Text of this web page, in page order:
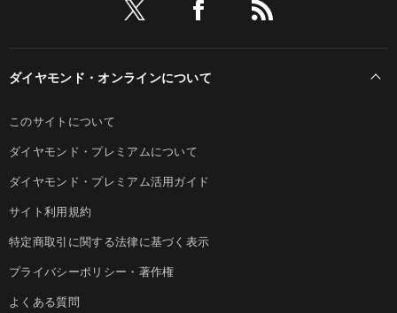
ダイヤモンド・オンラインについて
このサイトについて
ダイヤモンド・プレミアムについて
ダイヤモンド・プレミアム活用ガイド
サイト利用規約
特定商取引に関する法律に基づく表示
プライバシーポリシー・著作権
よくある質問